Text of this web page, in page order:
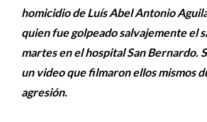
homicidio de Luís Abel Antonio
quien fue golpeado salvajemente el
martes en el hospital San Bernardo.
un video que filmaron ellos mismos
agresión.